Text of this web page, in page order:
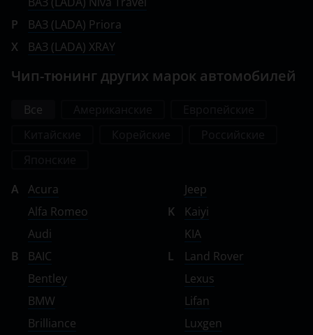
Vortex
Zotye
ZX
ВАЗ (LADA)
ТагАЗ
УАЗ
P
ВАЗ (LADA) Priora
X
ВАЗ (LADA) XRAY
Чип-тюнинг других марок автомобилей
Все
A
Acura
Alfa Romeo
Audi
B
BAIC
Bentley
BMW
Brilliance
Jeep
K
Kaiyi
KIA
L
Land Rover
Lexus
Lifan
Luxgen